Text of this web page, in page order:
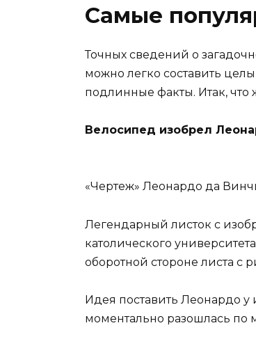
Самые
Точных сведений о
можно легко составить
подлинные факты. Итак, что
Велосипед изобрел
«Чертеж» Леонардо да
Легендарный листок с
католического
оборотной стороне листа с
Идея поставить Леонардо у
моментально разошлась